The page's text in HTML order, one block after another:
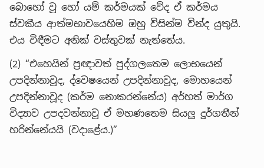
බොහෝ වූ හෝ යම් කර්මයක් වේද ඒ කර්මය
ස්වකීය ආත්මභාවයෙහිම ඔහු විසින්ම වින්ද යුතුයි.
එය විඳීමට අනික් වස්තුවක් නැත්තේය.
(2) “එහෙයින් ප්‍රඥාවත් පුද්ගලතෙම ලොභයෙන්
උපදින්නාවූද, ද්වෙෂයෙන් උපදින්නාවූද, මොහයෙන්
උපදින්නාවූද (කර්ම නොකරන්නේය) අර්හත් මාර්ග
විද්‍යාව උපදවන්නාවූ ඒ මහණතෙම සියලු දුර්ගතීන්
හරින්නේයයි (වදාළේය.)”